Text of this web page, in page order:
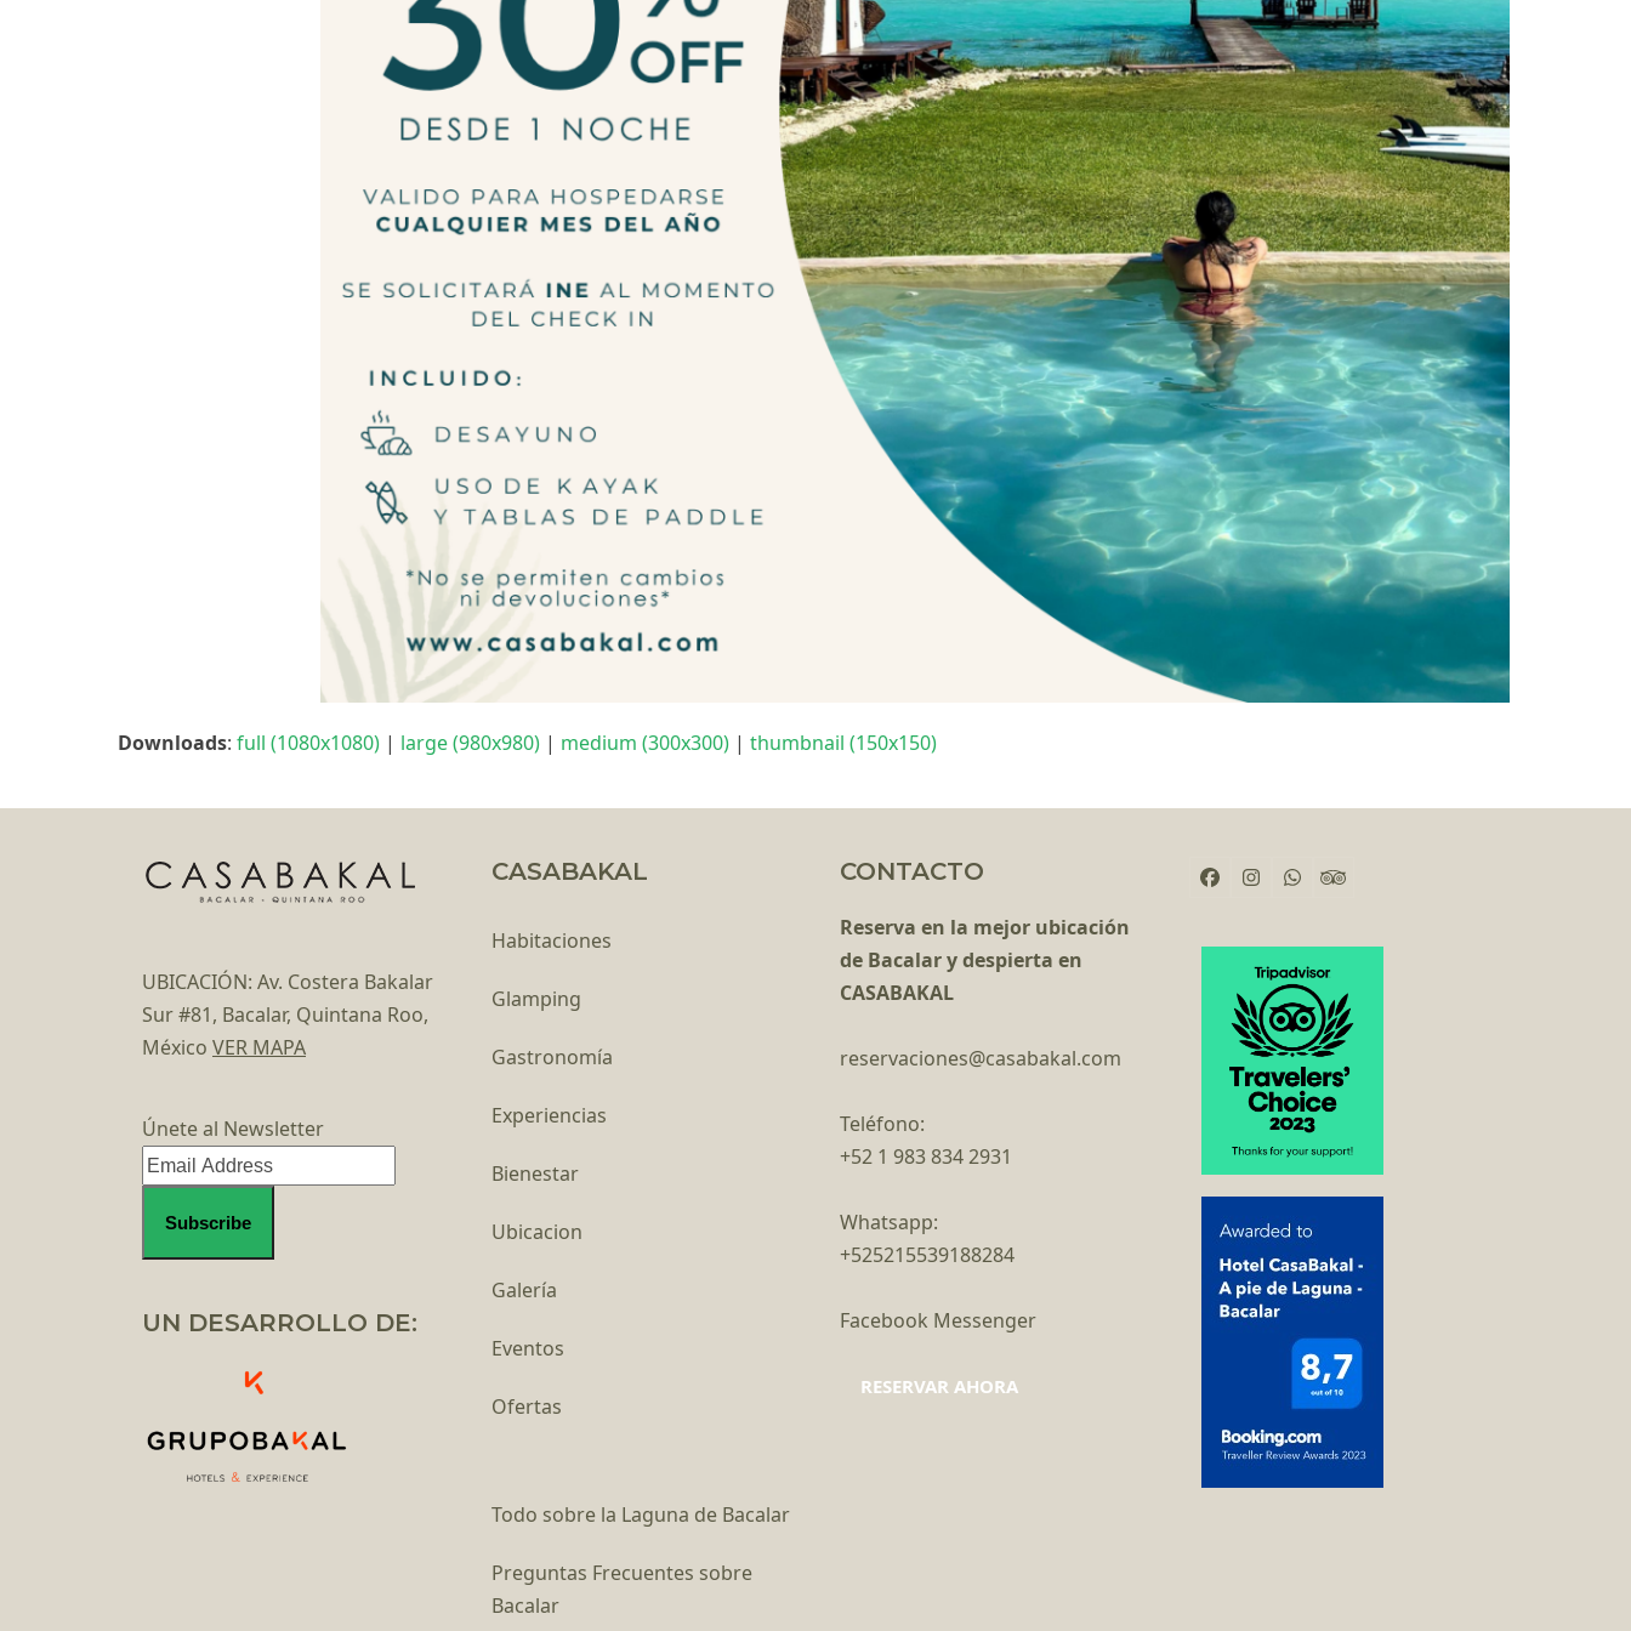
Downloads: full (1080x1080) | large (980x980) | medium (300x300) | thumbnail (150x150)
UBICACIÓN: Av. Costera Bakalar
Sur #81, Bacalar, Quintana Roo,
México VER MAPA
Únete al Newsletter
UN DESARROLLO DE:
CASABAKAL
Habitaciones
Glamping
Gastronomía
Experiencias
Bienestar
Ubicacion
Galería
Eventos
Ofertas
Todo sobre la Laguna de Bacalar
Preguntas Frecuentes sobre
Bacalar
CONTACTO
Reserva en la mejor ubicación
de Bacalar y despierta en
CASABAKAL
reservaciones@casabakal.com
Teléfono:
+52 1 983 834 2931
Whatsapp:
+525215539188284
Facebook Messenger
RESERVAR AHORA
Facebook
Instagram
WhatsappTripadvisor